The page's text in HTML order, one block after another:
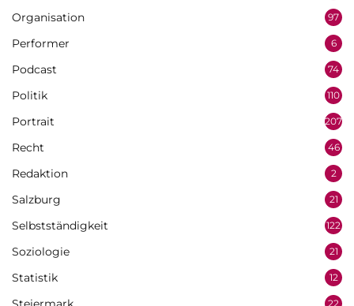
Organisation 97
Performer 6
Podcast 74
Politik 110
Portrait 207
Recht 46
Redaktion 2
Salzburg 21
Selbstständigkeit 122
Soziologie 21
Statistik 12
22